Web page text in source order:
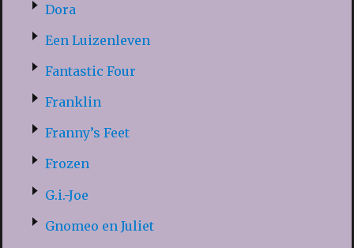
Dora
Een Luizenleven
Fantastic Four
Franklin
Franny’s Feet
Frozen
G.i.-Joe
Gnomeo en Juliet